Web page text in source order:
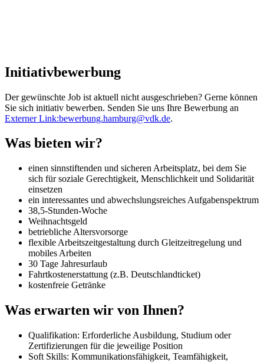
Initiativbewerbung
Der gewünschte Job ist aktuell nicht ausgeschrieben? Gerne können
Sie sich initiativ bewerben. Senden Sie uns Ihre Bewerbung an
Externer Link:bewerbung.hamburg@vdk.de.
Was bieten wir?
einen sinnstiftenden und sicheren Arbeitsplatz, bei dem Sie
sich für soziale Gerechtigkeit, Menschlichkeit und Solidarität
einsetzen
ein interessantes und abwechslungsreiches Aufgabenspektrum
38,5-Stunden-Woche
Weihnachtsgeld
betriebliche Altersvorsorge
flexible Arbeitszeitgestaltung durch Gleitzeitregelung und
mobiles Arbeiten
30 Tage Jahresurlaub
Fahrtkostenerstattung (z.B. Deutschlandticket)
kostenfreie Getränke
Was erwarten wir von Ihnen?
Qualifikation: Erforderliche Ausbildung, Studium oder
Zertifizierungen für die jeweilige Position
Soft Skills: Kommunikationsfähigkeit, Teamfähigkeit,